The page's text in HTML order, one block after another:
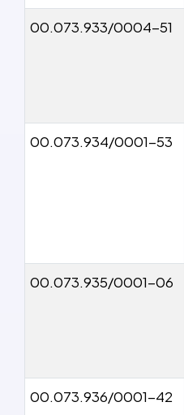
00.073.933/0004-51
00.073.934/0001-53
00.073.935/0001-06
00.073.936/0001-42